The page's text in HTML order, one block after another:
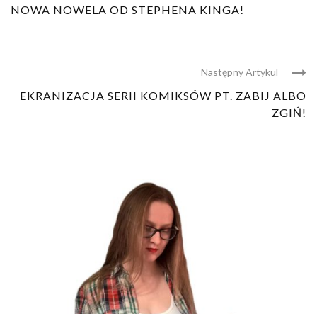
NOWA NOWELA OD STEPHENA KINGA!
Następny Artykul
EKRANIZACJA SERII KOMIKSÓW PT. ZABIJ ALBO
ZGIŃ!